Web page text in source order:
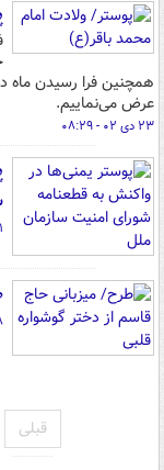
همچنین فرا رسیدن ماه
عرض می‌نماییم.
۲۳ دی ۰۲ - ۰۸:۲۹
۲۱
۱۸
قبلی